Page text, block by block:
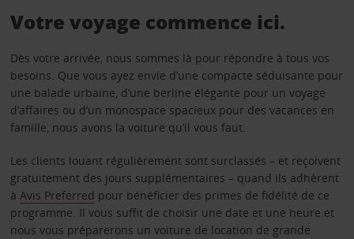
Votre voyage commence ici.
Dès votre arrivée, nous sommes là pour répondre à tous vos
besoins. Que vous ayez envie d’une compacte séduisante pour
une balade urbaine, d’une berline élégante pour un voyage
d’affaires ou d’un monospace spacieux pour des vacances en
famille, nous avons la voiture qu’il vous faut.
Les clients louant régulièrement sont surclassés – et reçoivent
gratuitement des jours supplémentaires – quand ils adhèrent
à Avis Preferred pour bénéficier des primes de fidélité de ce
programme. Il vous suffit de choisir une date et une heure et
nous vous préparerons un voiture de location de grande